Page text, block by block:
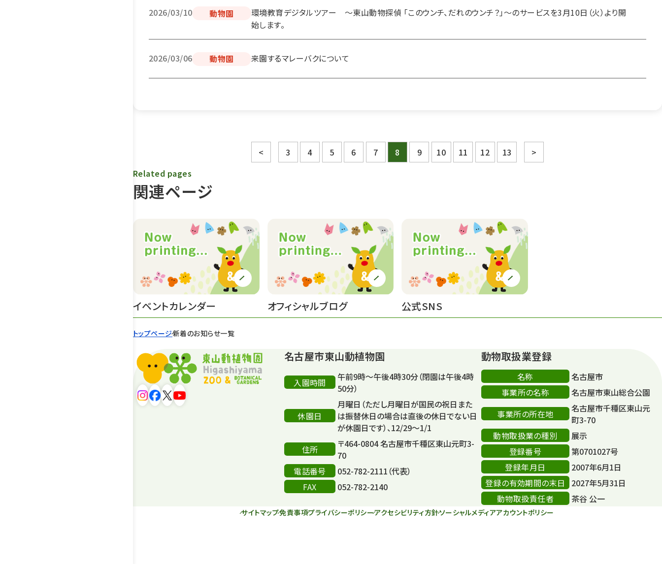
トップページ新着のお知らせ一覧
2026/03/10 動物園
環境教育デジタルツアー ～東山動物探偵 「このウンチ、だれのウンチ？」～のサービスを3月10日（火）より開
始します。
2026/03/06 動物園 来園するマレーバクについて
< 3 4 5 6 7 8 9 10 11 12 13 >
関連ページ
Related pages
イベントカレンダー オフィシャルブログ 公式SNS
名古屋市東山動植物園
入園時間
午前9時～午後4時30分（閉園は午後4時
50分）
休園日
月曜日（ただし月曜日が国民の祝日また
は振替休日の場合は直後の休日でない日
が休園日です）、12/29～1/1
住所
〒464-0804 名古屋市千種区東山元町3-
70
電話番号
052-782-2111（代表）
FAX
052-782-2140
動物取扱業登録
名称
名古屋市
事業所の名称
名古屋市東山総合公園
事業所の所在地
名古屋市千種区東山元
町3-70
動物取扱業の種別
展示
登録番号
第0701027号
登録年月日
2007年6月1日
登録の有効期間の末日
2027年5月31日
動物取扱責任者
茶谷 公一
サイトマップ免責事項プライバシーポリシーアクセシビリティ方針ソーシャルメディアアカウントポリシー